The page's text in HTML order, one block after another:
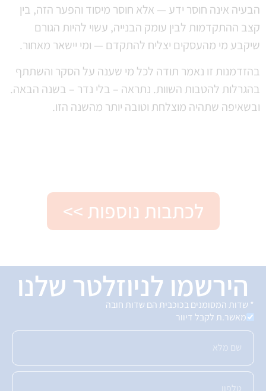
הבעיה אינה חוסר ידע — אלא חוסר מיסוד והפער הזה, בין
קצב ההתקדמות לבין עומק הבנייה, עשוי להיות הגורם
שיקבע מי מהעסקים יצליח להתקדם — ומי יישאר מאחור.
בהזדמנות זו נאמר תודה לכל מי שענה על הסקר והשתתף
בהגרלות להטבות השוות. נתראה – בלי נדר – בשנה הבאה.
ובשאיפה שתהיה מוצלחת וטובה יותר מהשנה הזו.
לכתבות נוספות >>
הירשמו לניוזלטר שלנו
* שדות המסומנים בכוכבית הם שדות חובה
מאשר.ת לקבל דיוור